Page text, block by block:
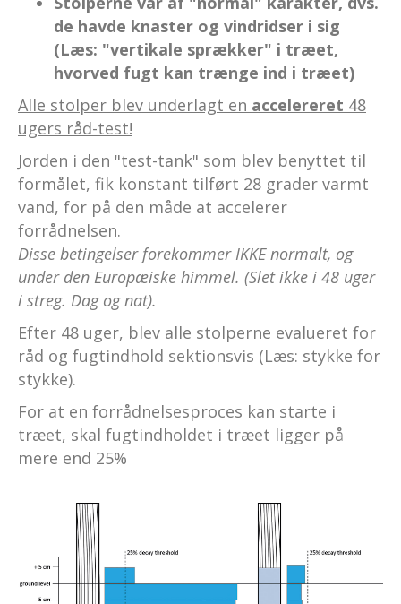
de havde knaster og vindridser i sig
(Læs: "vertikale sprækker" i træet,
hvorved fugt kan trænge ind i træet)
Alle stolper blev underlagt en accelereret 48
ugers råd-test!
Jorden i den "test-tank" som blev benyttet til
formålet, fik konstant tilført 28 grader varmt
vand, for på den måde at accelerer
forrådnelsen.
Disse betingelser forekommer IKKE normalt, og
under den Europæiske himmel. (Slet ikke i 48 uger
i streg. Dag og nat).
Efter 48 uger, blev alle stolperne evalueret for
råd og fugtindhold sektionsvis (Læs: stykke for
stykke).
For at en forrådnelsesproces kan starte i
træet, skal fugtindholdet i træet ligger på
mere end 25%